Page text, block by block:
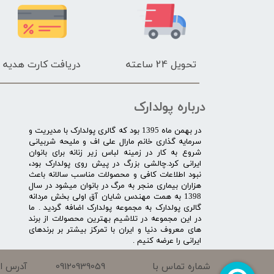
تحویل 24 ساعته دریافت کارت هدیه
درباره پولدارک
در بهمن ماه 1395 بود که گالری پولدارک با مدیریت و
سرمایه گذاری خانم مارال علی اف و ملیحه شربیانی
شروع به کار در زمینه لباس زیر زنانه برای بانوان
ایرانی کرد.چالشی بزرگ در پیش روی پولدارک بود،
نبود اطلاعات کافی و محصولات مناسب سالانه باعث
هزاران بیماری منجر به مرگ در بانوان میشود در سال
1398 به همت مهندس شایان آق اولی بخش مردانه
گالری پولدارک به مجموعه پولدارک اضافه گردید . ما
در این مجموعه در تلاشیم بهترین محصولات از برند
های معروف دنیا و ایران با تمرکز بیشتر بر برندهای
ایرانی را عرضه کنیم .​​​​​​​
شماره تماس با 09120939059 آدرس